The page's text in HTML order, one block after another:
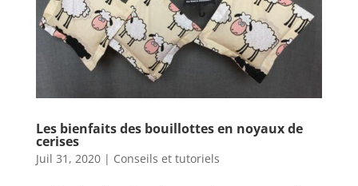
Les bienfaits des bouillottes en noyaux de
cerises
Juil 31, 2020| Conseils et tutoriels